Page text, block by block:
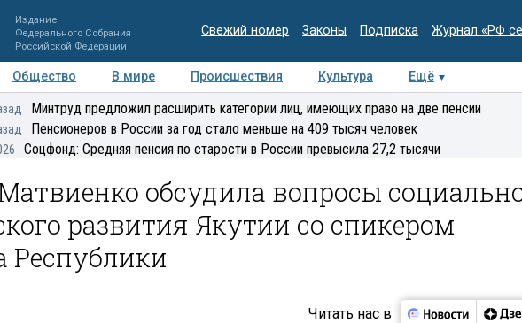
Издание
Федерального Собрания
Российской Федерации
Свежий номер Законы Подписка Журнал «РФ
Общество В мире Происшествия Культура
Ещё
Регионы Медиацентр Интервью Колумнисты
Минтруд предложил расширить категории лиц, имеющих право на две пенсии
Пенсионеров в России за год стало меньше на 409 тысяч человек
Соцфонд: Средняя пенсия по старости в России превысила 27,2 тысячи
обсудила вопросы
развития Якутии со спикером
Республики
Читать нас в